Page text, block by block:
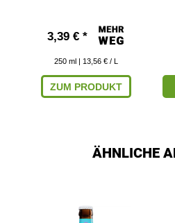
3,39 € *
250 ml | 13,56 € / L
ZUM PRODUKT
ÄHNLICHE